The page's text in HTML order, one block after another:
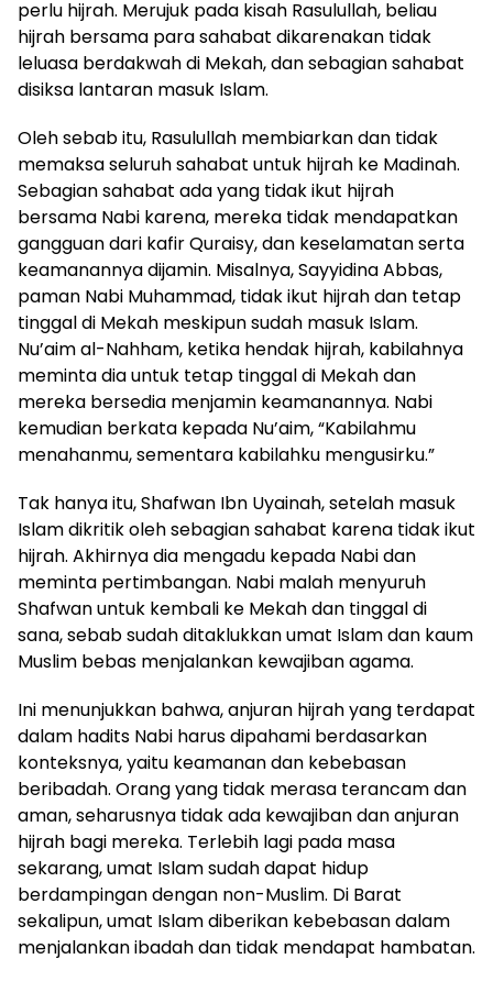
perlu hijrah. Merujuk pada kisah Rasulullah, beliau
hijrah bersama para sahabat dikarenakan tidak
leluasa berdakwah di Mekah, dan sebagian sahabat
disiksa lantaran masuk Islam.
Oleh sebab itu, Rasulullah membiarkan dan tidak
memaksa seluruh sahabat untuk hijrah ke Madinah.
Sebagian sahabat ada yang tidak ikut hijrah
bersama Nabi karena, mereka tidak mendapatkan
gangguan dari kafir Quraisy, dan keselamatan serta
keamanannya dijamin. Misalnya, Sayyidina Abbas,
paman Nabi Muhammad, tidak ikut hijrah dan tetap
tinggal di Mekah meskipun sudah masuk Islam.
Nu’aim al-Nahham, ketika hendak hijrah, kabilahnya
meminta dia untuk tetap tinggal di Mekah dan
mereka bersedia menjamin keamanannya. Nabi
kemudian berkata kepada Nu’aim, “Kabilahmu
menahanmu, sementara kabilahku mengusirku.”
Tak hanya itu, Shafwan Ibn Uyainah, setelah masuk
Islam dikritik oleh sebagian sahabat karena tidak ikut
hijrah. Akhirnya dia mengadu kepada Nabi dan
meminta pertimbangan. Nabi malah menyuruh
Shafwan untuk kembali ke Mekah dan tinggal di
sana, sebab sudah ditaklukkan umat Islam dan kaum
Muslim bebas menjalankan kewajiban agama.
Ini menunjukkan bahwa, anjuran hijrah yang terdapat
dalam hadits Nabi harus dipahami berdasarkan
konteksnya, yaitu keamanan dan kebebasan
beribadah. Orang yang tidak merasa terancam dan
aman, seharusnya tidak ada kewajiban dan anjuran
hijrah bagi mereka. Terlebih lagi pada masa
sekarang, umat Islam sudah dapat hidup
berdampingan dengan non-Muslim. Di Barat
sekalipun, umat Islam diberikan kebebasan dalam
menjalankan ibadah dan tidak mendapat hambatan.